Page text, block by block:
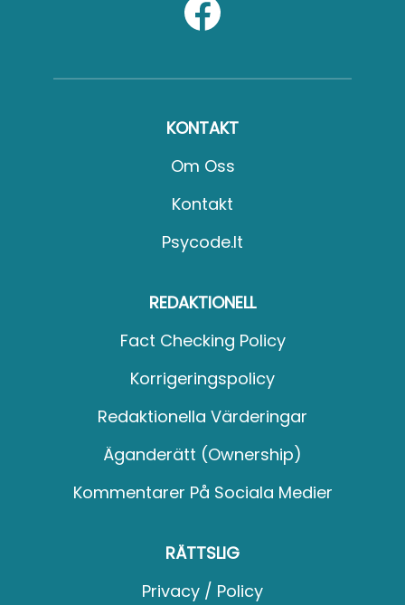
KONTAKT
Om Oss
Kontakt
Psycode.it
REDAKTIONELL
Fact Checking Policy
Korrigeringspolicy
Redaktionella Värderingar
Äganderätt (Ownership)
Kommentarer På Sociala Medier
RÄTTSLIG
Privacy / Policy